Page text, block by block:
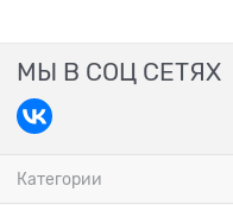
МЫ В СОЦ СЕТЯХ
Категории